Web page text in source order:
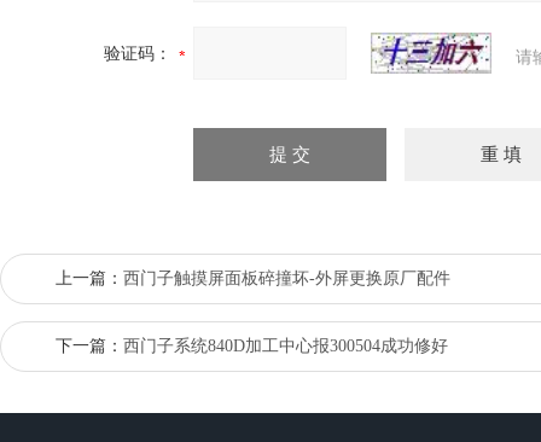
验证码： 请
上一篇： 西门子触摸屏面板碎撞坏-外屏更换原厂配件
下一篇： 西门子系统840D加工中心报300504成功修好